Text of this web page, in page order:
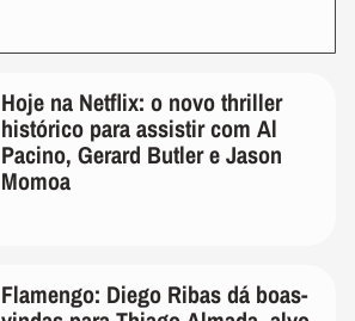
Hoje na Netflix: o novo thriller
histórico para assistir com Al
Pacino, Gerard Butler e Jason
Momoa
Flamengo: Diego Ribas dá boas-